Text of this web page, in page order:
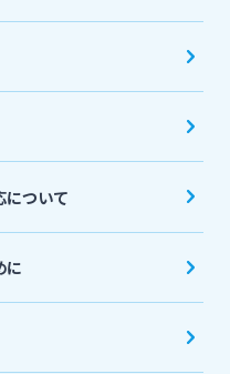
について
に